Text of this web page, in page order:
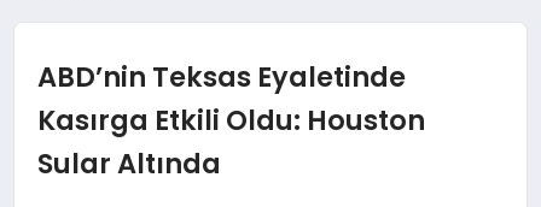
GÜNDEM
İZMIR HABERLERI
ABD’nin Teksas Eyaletinde
Kasırga Etkili Oldu: Houston
Sular Altında